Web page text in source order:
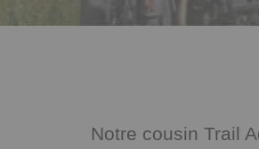
Notre cousin Trail